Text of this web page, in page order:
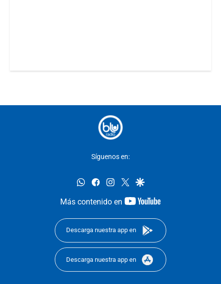
Síguenos en:
whatsappfacebookinstagram
twittergoogle
Más contenido en
youtube-
Descarga nuestra app en
Descarga nuestra app en